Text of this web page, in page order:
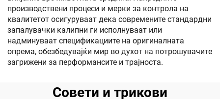
производствени процеси и мерки за контрола на
квалитетот осигуруваат дека современите стандардни
запалувачки калипни ги исполнуваат или
надминуваат спецификациите на оригиналната
опрема, обезбедувајќи мир во духот на потрошувачите
загрижени за перформансите и трајноста.
Совети и трикови